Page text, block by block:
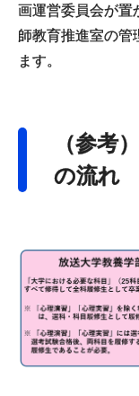
画運営委員会が置
師教育推進室の管
ます。
（参考
の流れ